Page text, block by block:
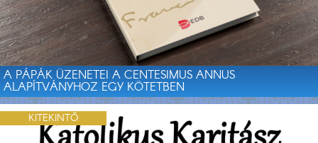
A PÁPÁK ÜZENETEI A CENTESIMUS ANNUS
ALAPÍTVÁNYHOZ EGY KÖTETBEN
KITEKINTŐ